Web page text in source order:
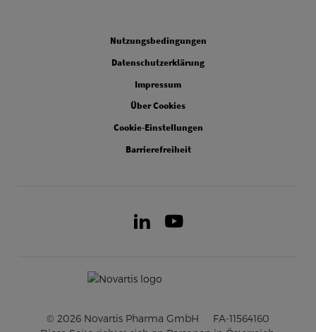
Nutzungsbedingungen
Datenschutzerklärung
Impressum
Über Cookies
Cookie-Einstellungen
Barrierefreiheit
LinkedIn
© 2026 Novartis Pharma GmbH
FA-11564160